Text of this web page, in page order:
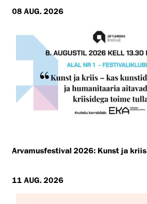
08 AUG. 2026
Arvamusfestival 2026: Kunst ja kriis
11 AUG. 2026